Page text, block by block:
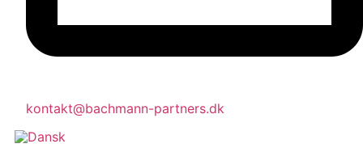
kontakt@bachmann-partners.dk